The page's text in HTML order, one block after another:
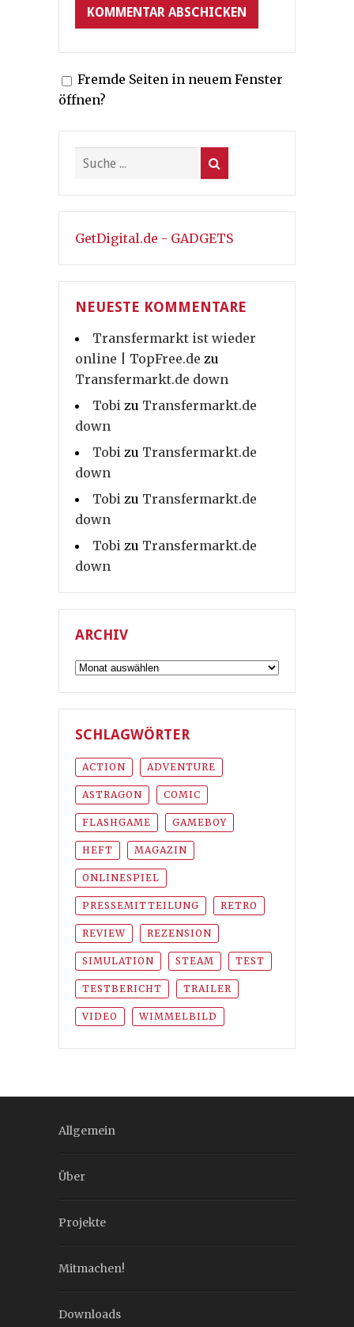
Fremde Seiten in neuem Fenster
öffnen?
GetDigital.de - GADGETS
NEUESTE KOMMENTARE
Transfermarkt ist wieder
online | TopFree.de zu
Transfermarkt.de down
Tobi zu Transfermarkt.de
down
Tobi zu Transfermarkt.de
down
Tobi zu Transfermarkt.de
down
Tobi zu Transfermarkt.de
down
ARCHIV
Archiv
SCHLAGWÖRTER
ACTION ADVENTURE
ASTRAGON COMIC
FLASHGAME GAMEBOY
HEFT MAGAZIN
ONLINESPIEL
PRESSEMITTEILUNG RETRO
REVIEW REZENSION
SIMULATION STEAM TEST
TESTBERICHT TRAILER
VIDEO WIMMELBILD
Allgemein
Über
Projekte
Mitmachen!
Downloads